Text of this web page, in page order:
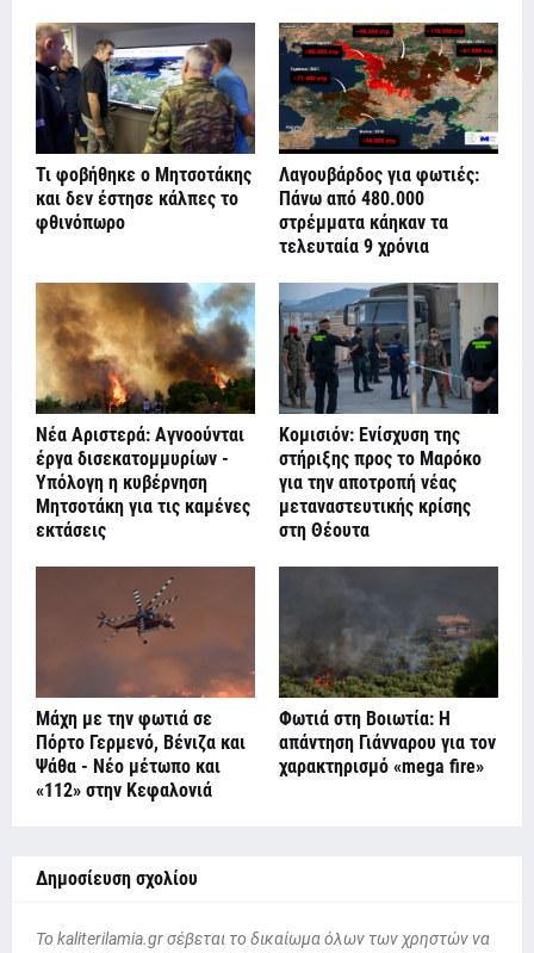
Τι φοβήθηκε ο Μητσοτάκης
και δεν έστησε κάλπες το
φθινόπωρο
Λαγουβάρδος για φωτιές:
Πάνω από 480.000
στρέμματα κάηκαν τα
τελευταία 9 χρόνια
Νέα Αριστερά: Αγνοούνται
έργα δισεκατομμυρίων -
Υπόλογη η κυβέρνηση
Μητσοτάκη για τις καμένες
εκτάσεις
Κομισιόν: Ενίσχυση της
στήριξης προς το Μαρόκο
για την αποτροπή νέας
μεταναστευτικής κρίσης
στη Θέουτα
Μάχη με την φωτιά σε
Πόρτο Γερμενό, Βένιζα και
Ψάθα - Νέο μέτωπο και
«112» στην Κεφαλονιά
Φωτιά στη Βοιωτία: Η
απάντηση Γιάνναρου για τον
χαρακτηρισμό «mega fire»
Δημοσίευση σχολίου
To kaliterilamia.gr σέβεται το δικαίωμα όλων των χρηστών να